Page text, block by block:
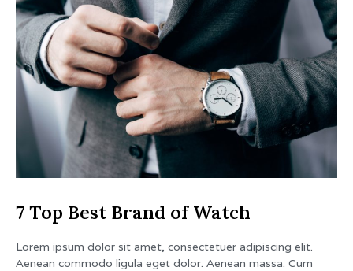
7 Top Best Brand of Watch
Lorem ipsum dolor sit amet, consectetuer adipiscing elit.
Aenean commodo ligula eget dolor. Aenean massa. Cum